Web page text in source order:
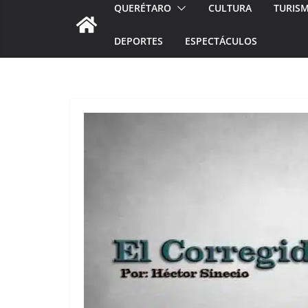
QUERÉTARO CULTURA
DEPORTES ESPECTÁCULOS